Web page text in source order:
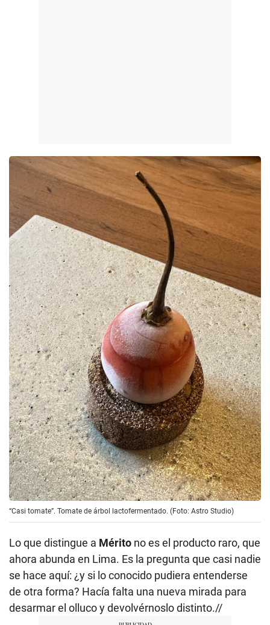
“Casi tomate”. Tomate de árbol lactofermentado. (Foto: Astro Studio)
Lo que distingue a Mérito no es el producto raro, que
ahora abunda en Lima. Es la pregunta que casi nadie
se hace aquí: ¿y si lo conocido pudiera entenderse
de otra forma? Hacía falta una nueva mirada para
desarmar el olluco y devolvérnoslo distinto.//